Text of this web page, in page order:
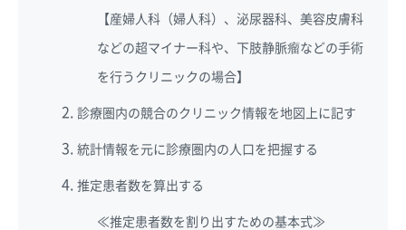
【産婦人科（婦人科）、泌尿器科、美容皮膚科
などの超マイナー科や、下肢静脈瘤などの手術
を行うクリニックの場合】
診療圏内の競合のクリニック情報を地図上に記す
統計情報を元に診療圏内の人口を把握する
推定患者数を算出する
≪推定患者数を割り出すための基本式≫